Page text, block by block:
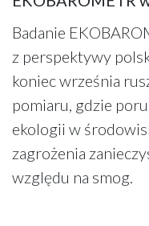
Badanie
z perspektywy
koniec września
pomiaru, gdzie
ekologii w
zagrożenia
względu na smog.